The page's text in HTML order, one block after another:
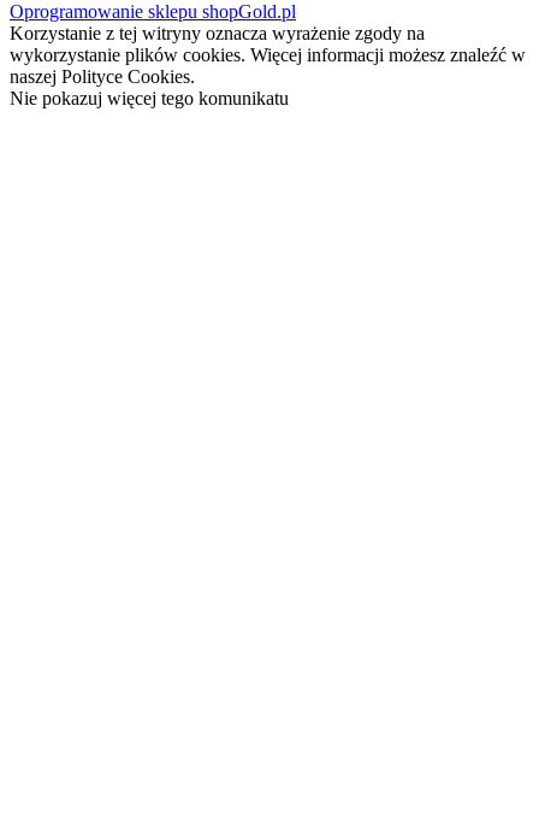
Oprogramowanie sklepu shopGold.pl
Korzystanie z tej witryny oznacza wyrażenie zgody na
wykorzystanie plików cookies. Więcej informacji możesz znaleźć w
naszej Polityce Cookies.
Nie pokazuj więcej tego komunikatu